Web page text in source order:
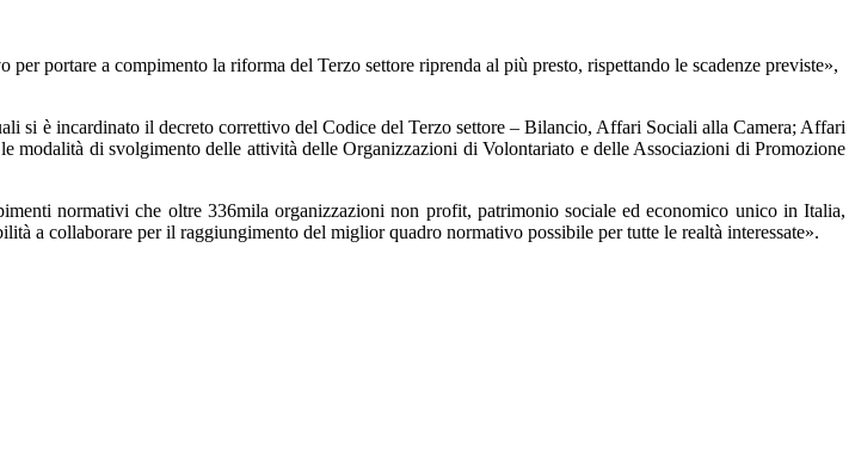
portare a compimento la riforma del Terzo settore riprenda al più presto, rispettando le scadenze previste»,
si è incardinato il decreto correttivo del Codice del Terzo settore – Bilancio, Affari Sociali alla Camera; Affari
modalità di svolgimento delle attività delle Organizzazioni di Volontariato e delle Associazioni di Promozione
normativi che oltre 336mila organizzazioni non profit, patrimonio sociale ed economico unico in Italia,
a collaborare per il raggiungimento del miglior quadro normativo possibile per tutte le realtà interessate».